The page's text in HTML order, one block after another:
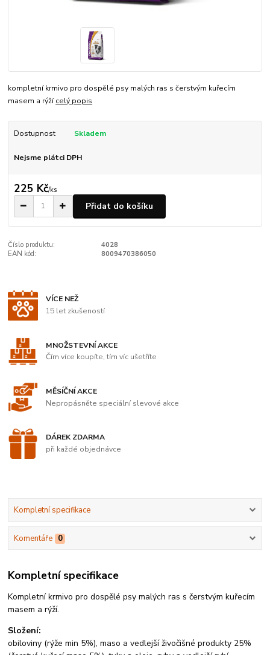
kompletní krmivo pro dospělé psy malých ras s čerstvým kuřecím
masem a rýžícelý popis
Dostupnost Skladem
Nejsme plátci DPH
225 Kč/ks
Přidat do košíku
Číslo produktu:
4028
EAN kód:
8009470386050
VÍCE NEŽ
15 let zkušeností
MNOŽSTEVNÍ AKCE
Čím více koupíte, tím víc ušetříte
MĚSÍČNÍ AKCE
Nepropásněte speciální slevové akce
DÁREK ZDARMA
při každé objednávce
Kompletní specifikace
Komentáře 0
Kompletní specifikace
Kompletní krmivo pro dospělé psy malých ras s čerstvým kuřecím
masem a rýží.
Složení:
obiloviny (rýže min 5%), maso a vedlejší živočišné produkty 25%